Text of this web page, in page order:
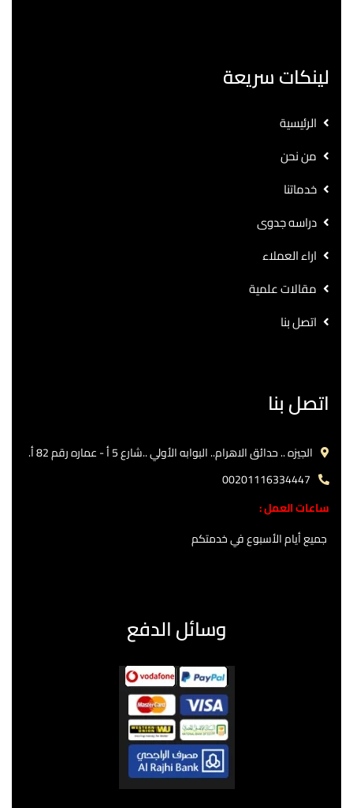
لينكات سريعة
الرئيسية
من نحن
خدماتنا
دراسه جدوى
اراء العملاء
مقالات علمية
اتصل بنا
اتصل بنا
الجيزه .. حدائق الاهرام.. البوابه الأولي ..شارع 5 أ - عماره رقم 82 أ.
00201116334447
ساعات العمل :
جميع أيام الأسبوع في خدمتكم
وسائل الدفع